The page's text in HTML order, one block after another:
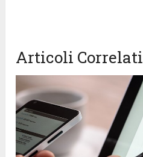
Articoli Correlati